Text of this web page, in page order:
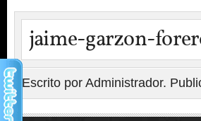
jaime-garzon-
Escrito por Administrador.